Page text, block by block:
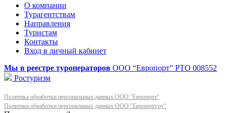
О компании
Турагентствам
Направления
Туристам
Контакты
Вход в личный кабинет
Мы в реестре туроператоров ООО “Европорт” РТО 008552
Ростуризм
Политика обработки персональных данных ООО "Европорт"
Политика обработки персональных данных ООО "Европорт.ру"